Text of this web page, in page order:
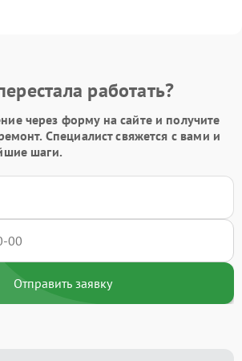
работать?
через форму на сайте и получите
Специалист свяжется с вами и
шаги.
Отправить заявку